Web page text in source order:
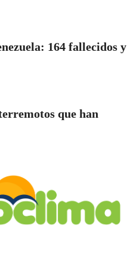
164 fallecidos y
que han